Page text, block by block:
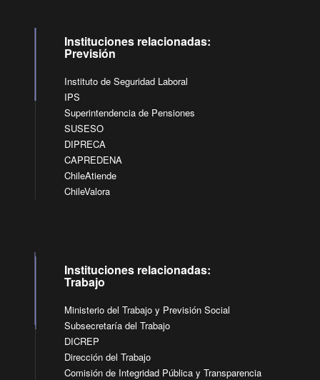
Instituciones relacionadas:
Previsión
Instituto de Seguridad Laboral
IPS
Superintendencia de Pensiones
SUSESO
DIPRECA
CAPREDENA
ChileAtiende
ChileValora
Instituciones relacionadas:
Trabajo
Ministerio del Trabajo y Previsión Social
Subsecretaría del Trabajo
DICREP
Dirección del Trabajo
Comisión de Integridad Pública y Transparencia